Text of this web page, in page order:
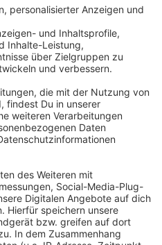
wären im Bereich
Leading City, Leverkusen
die Region eine zentrale
Rhein-Sieg-Landrat
und Paralympischen
ein Zusammenschluss
die IHK, der DGB oder